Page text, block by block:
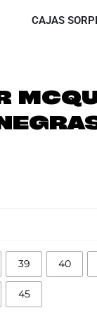
CAJAS
39 40
45